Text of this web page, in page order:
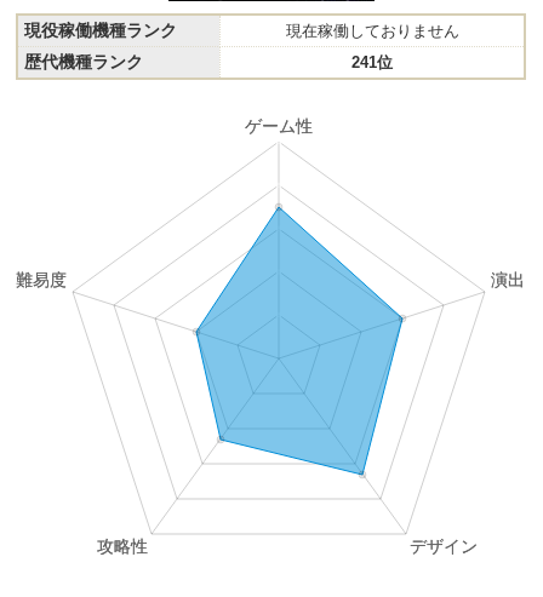
現役稼働機種ランク 現在稼働しておりません
歴代機種ランク 241位